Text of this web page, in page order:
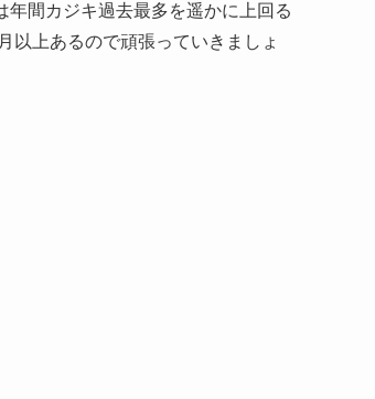
間カジキ過去最多を遥かに上回る
以上あるので頑張っていきましょ